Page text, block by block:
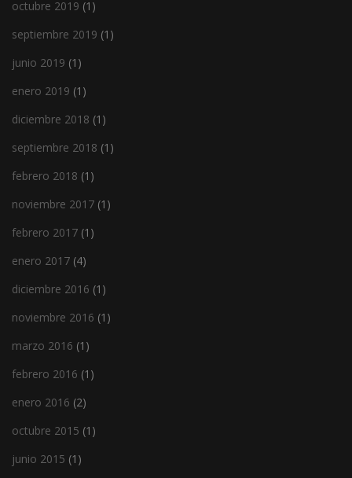
octubre 2019 (1)
septiembre 2019 (1)
junio 2019 (1)
enero 2019 (1)
diciembre 2018 (1)
septiembre 2018 (1)
febrero 2018 (1)
noviembre 2017 (1)
febrero 2017 (1)
enero 2017 (4)
diciembre 2016 (1)
noviembre 2016 (1)
marzo 2016 (1)
febrero 2016 (1)
enero 2016 (2)
octubre 2015 (1)
junio 2015 (1)